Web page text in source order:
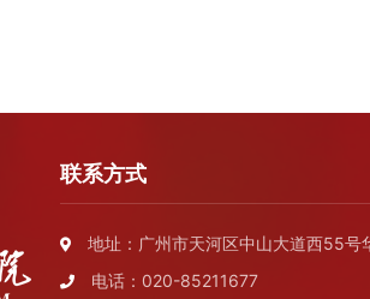
联系方式
地址：广州市天河区中山大道西55号
电话：020-85211677